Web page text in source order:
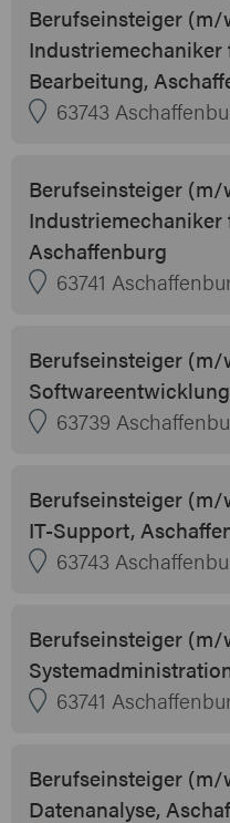
Berufseinsteiger
Bearbeitung,
63743
Berufseinsteiger
Aschaffenburg
63741
Berufseinsteiger
63739
Berufseinsteiger
IT-Support,
63743
Berufseinsteiger
63741
Berufseinsteiger
Datenanalyse,